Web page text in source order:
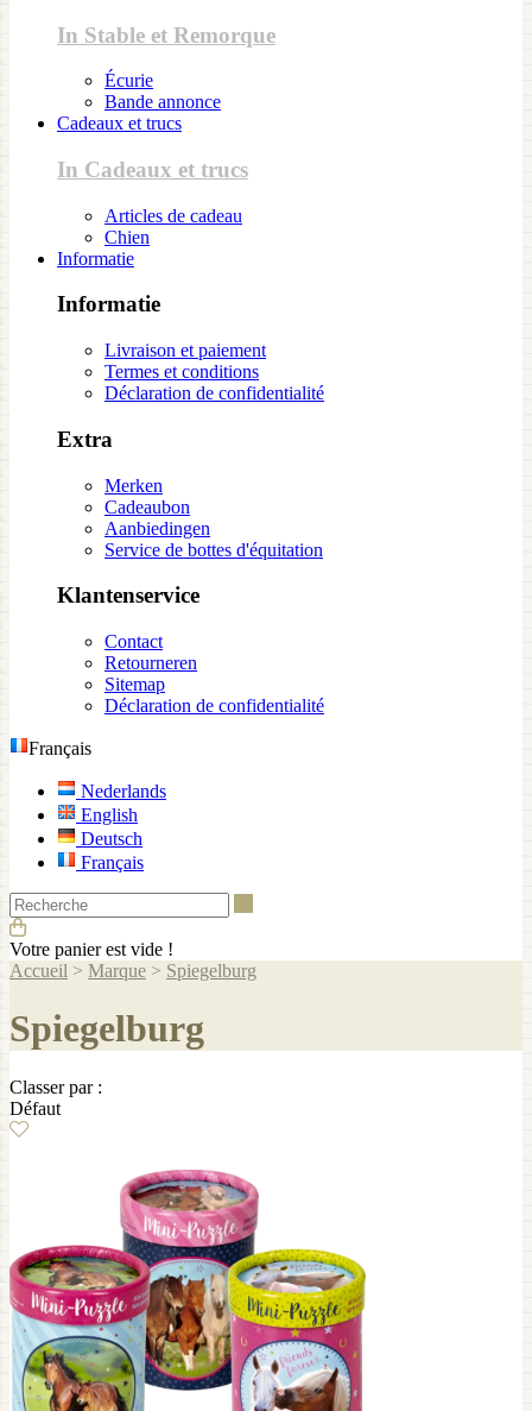
In Stable et Remorque
Écurie
Bande annonce
Cadeaux et trucs
In Cadeaux et trucs
Articles de cadeau
Chien
Informatie
Informatie
Livraison et paiement
Termes et conditions
Déclaration de confidentialité
Extra
Merken
Cadeaubon
Aanbiedingen
Service de bottes d'équitation
Klantenservice
Contact
Retourneren
Sitemap
Déclaration de confidentialité
Français
Nederlands
English
Deutsch
Français
Votre panier est vide !
Accueil > Marque > Spiegelburg
Spiegelburg
Classer par :
Défaut